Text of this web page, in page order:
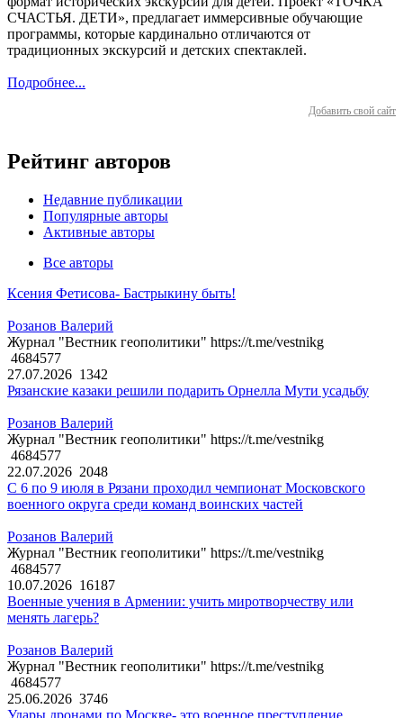
СЧАСТЬЯ. ДЕТИ», предлагает иммерсивные обучающие
программы, которые кардинально отличаются от
традиционных экскурсий и детских спектаклей.
Подробнее...
Добавить свой сайт
Рейтинг авторов
Недавние публикации
Популярные авторы
Активные авторы
Все авторы
Ксения Фетисова- Бастрыкину быть!
Розанов Валерий
Журнал "Вестник геополитики" https://t.me/vestnikg
4684577
27.07.2026 1342
Рязанские казаки решили подарить Орнелла Мути усадьбу
Розанов Валерий
Журнал "Вестник геополитики" https://t.me/vestnikg
4684577
22.07.2026 2048
С 6 по 9 июля в Рязани проходил чемпионат Московского
военного округа среди команд воинских частей
Розанов Валерий
Журнал "Вестник геополитики" https://t.me/vestnikg
4684577
10.07.2026 16187
Военные учения в Армении: учить миротворчеству или
менять лагерь?
Розанов Валерий
Журнал "Вестник геополитики" https://t.me/vestnikg
4684577
25.06.2026 3746